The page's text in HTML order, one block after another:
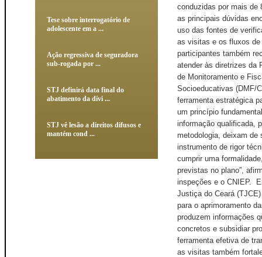
Tese sobre interrogatório de
adolescente em a ...
Ação regressiva de seguradora
sub-rogada por ...
STJ definirá data final do
abatimento da dívi ...
STJ vê lesão a direitos difusos e
mantém cond ...
conduzidas por mais de
as principais dúvidas
uso das fontes de
as visitas e os fluxos
participantes também
atender às diretrizes da
de Monitoramento e
Socioeducativas (DMF/
ferramenta estratégica
um princípio
informação qualificada,
metodologia, deixam de
instrumento de rigor
cumprir uma
previstas no plano”,
inspeções e o CNIEP.
Justiça do Ceará
para o aprimoramento
produzem informações
concretos e subsidiar
ferramenta efetiva de
as visitas também